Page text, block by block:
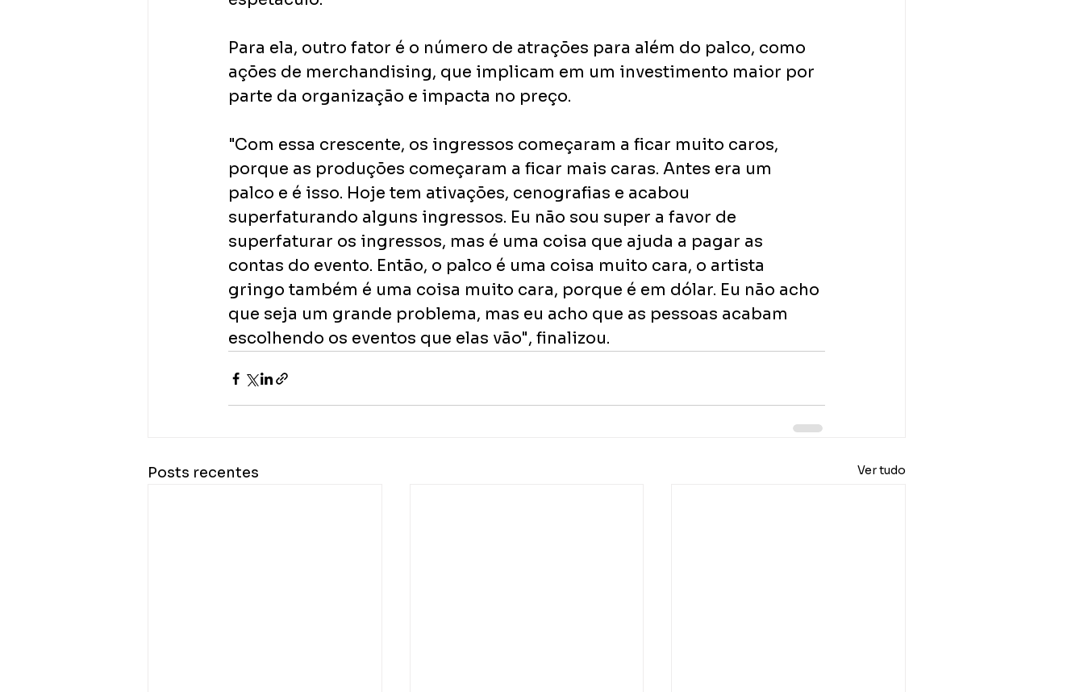
Para ela, outro fator é o número de atrações para além do palco, como
ações de merchandising, que implicam em um investimento maior por
parte da organização e impacta no preço.
"Com essa crescente, os ingressos começaram a ficar muito caros,
porque as produções começaram a ficar mais caras. Antes era um
palco e é isso. Hoje tem ativações, cenografias e acabou
superfaturando alguns ingressos. Eu não sou super a favor de
superfaturar os ingressos, mas é uma coisa que ajuda a pagar as
contas do evento. Então, o palco é uma coisa muito cara, o artista
gringo também é uma coisa muito cara, porque é em dólar. Eu não acho
que seja um grande problema, mas eu acho que as pessoas acabam
escolhendo os eventos que elas vão", finalizou.
Posts recentes Ver tudo